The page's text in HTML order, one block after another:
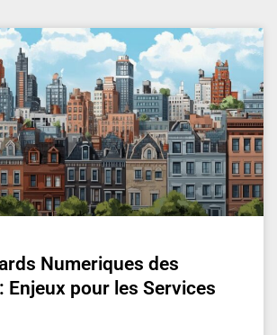
Numeriques des
Enjeux pour les Services